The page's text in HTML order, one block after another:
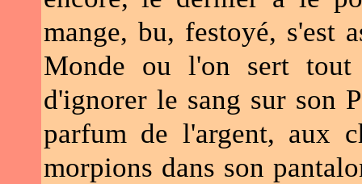
mange, bu, festoyé, s'est
Monde ou l'on sert
d'ignorer le sang sur son
parfum de l'argent, aux
morpions dans son